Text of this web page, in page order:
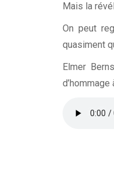
Mais la
On peut
quasiment
Elmer